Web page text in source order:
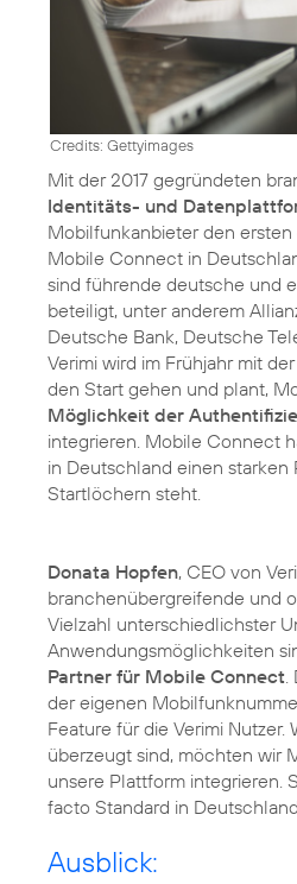
Credits: Gettyimages
Mit der 2017 gegründeten
Identitäts- und
Mobilfunkanbieter den
Mobile Connect in
sind führende deutsche und
beteiligt, unter anderem
Deutsche Bank, Deutsche
Verimi wird im Frühjahr mit
den Start gehen und plant,
Möglichkeit der
integrieren. Mobile Connect
in Deutschland einen starken
Startlöchern steht.
Donata Hopfen, CEO von
branchenübergreifende und
Vielzahl unterschiedlichster
Anwendungsmöglichkeiten
Partner für Mobile Connect.
der eigenen
Feature für die Verimi Nutzer.
überzeugt sind, möchten wir
unsere Plattform integrieren.
facto Standard in
Ausblick: